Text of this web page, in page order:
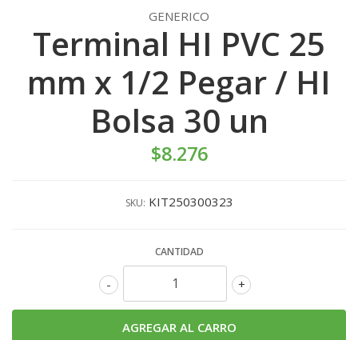
GENERICO
Terminal HI PVC 25
mm x 1/2 Pegar / HI
Bolsa 30 un
$8.276
SKU: KIT250300323
CANTIDAD
+
-